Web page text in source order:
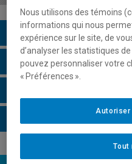
Description du cours
Horaire - Été 2026
Nous utilisons des témoins
informations qui nous
expérience sur le site, de
d’analyser les statistiques
pouvez personnaliser votre
« Préférences ».
Tout
Autoriser